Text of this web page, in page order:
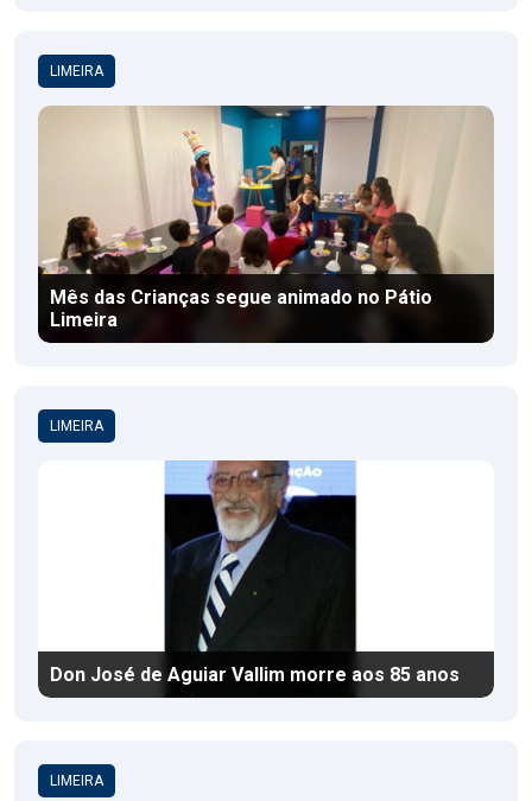
LIMEIRA
Mês das Crianças segue animado no Pátio
Limeira
LIMEIRA
Don José de Aguiar Vallim morre aos 85 anos
LIMEIRA